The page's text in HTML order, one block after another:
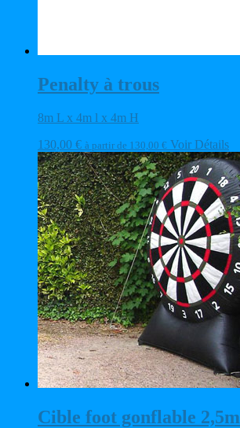
Penalty à trous
8m L x 4m l x 4m H
130,00 € à partir de 130,00 € Voir Détails
Cible foot gonflable 2,5m